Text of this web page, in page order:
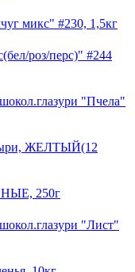
микс" #230, 1,5кг
роз/перс)" #244
"Пчела"
ЖЕЛТЫЙ(12
250г
"Лист"